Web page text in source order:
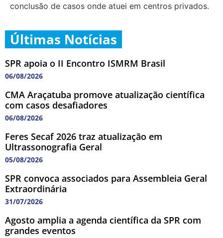
conclusão de casos onde atuei em centros privados.
Últimas Notícias
SPR apoia o II Encontro ISMRM Brasil
06/08/2026
CMA Araçatuba promove atualização científica
com casos desafiadores
06/08/2026
Feres Secaf 2026 traz atualização em
Ultrassonografia Geral
05/08/2026
SPR convoca associados para Assembleia Geral
Extraordinária
31/07/2026
Agosto amplia a agenda científica da SPR com
grandes eventos